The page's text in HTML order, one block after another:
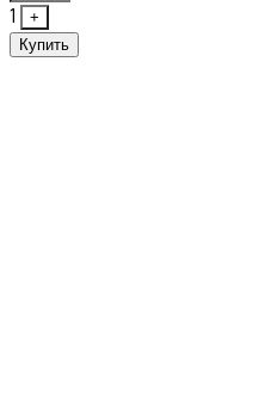
1
+
Купить